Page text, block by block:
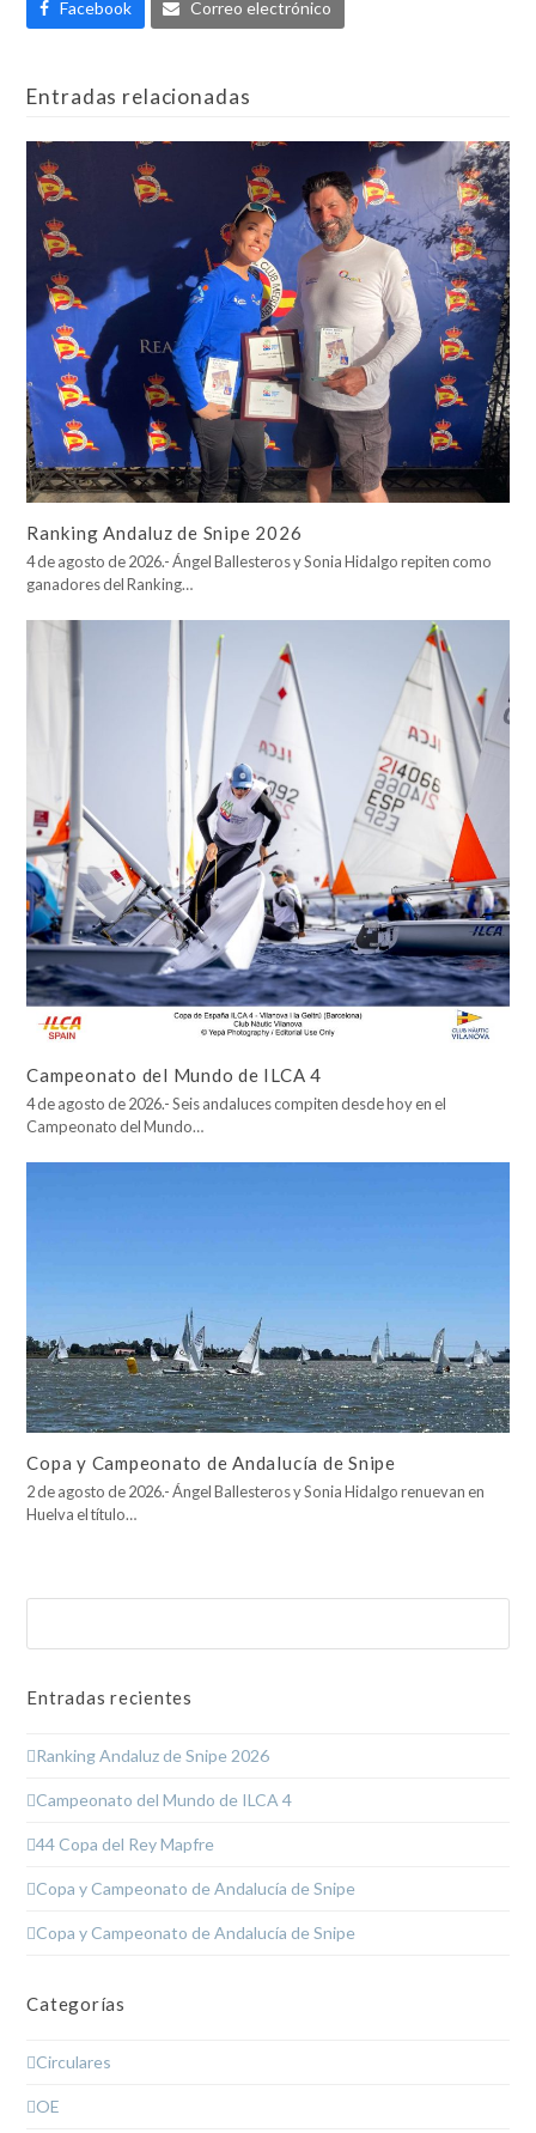
Facebook Correo electrónico
Entradas relacionadas
Ranking Andaluz de Snipe 2026
4 de agosto de 2026.- Ángel Ballesteros y Sonia Hidalgo repiten como
ganadores del Ranking…
Campeonato del Mundo de ILCA 4
4 de agosto de 2026.- Seis andaluces compiten desde hoy en el
Campeonato del Mundo…
Copa y Campeonato de Andalucía de Snipe
2 de agosto de 2026.- Ángel Ballesteros y Sonia Hidalgo renuevan en
Huelva el título…
Entradas recientes
Ranking Andaluz de Snipe 2026
Campeonato del Mundo de ILCA 4
44 Copa del Rey Mapfre
Copa y Campeonato de Andalucía de Snipe
Copa y Campeonato de Andalucía de Snipe
Categorías
Circulares
OE